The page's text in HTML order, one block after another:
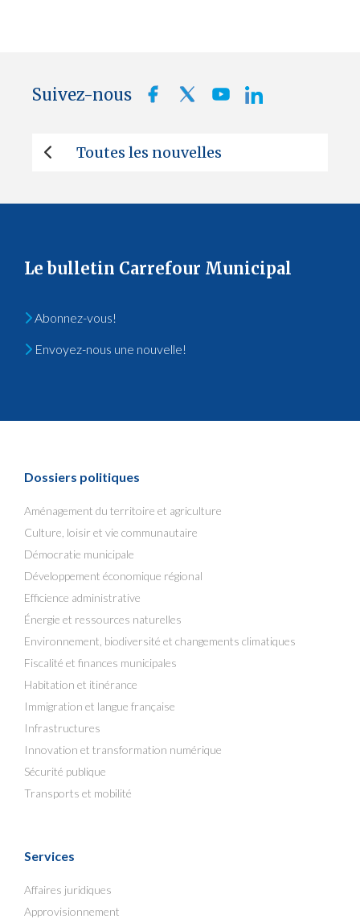
Suivez-nous
Toutes les nouvelles
Le bulletin Carrefour Municipal
Abonnez-vous!
Envoyez-nous une nouvelle!
Dossiers politiques
Aménagement du territoire et agriculture
Culture, loisir et vie communautaire
Démocratie municipale
Développement économique régional
Efficience administrative
Énergie et ressources naturelles
Environnement, biodiversité et changements climatiques
Fiscalité et finances municipales
Habitation et itinérance
Immigration et langue française
Infrastructures
Innovation et transformation numérique
Sécurité publique
Transports et mobilité
Services
Affaires juridiques
Approvisionnement